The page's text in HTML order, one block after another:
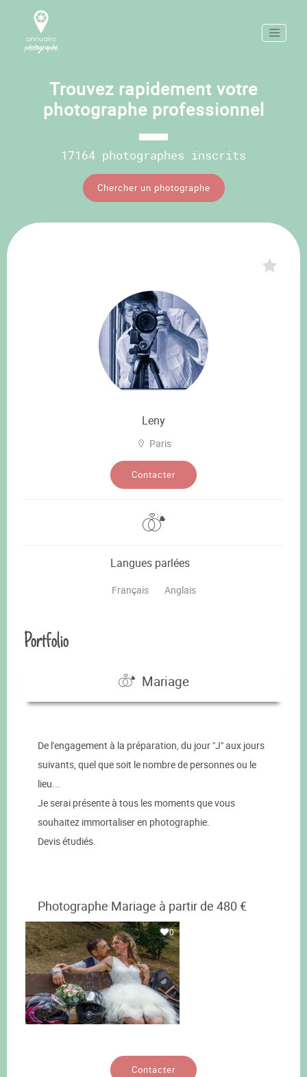
Trouvez rapidement votre
photographe professionnel
17164 photographes inscrits
Chercher un photographe
Leny
Paris
Contacter
Langues parlées
Français Anglais
Portfolio
Mariage
De l'engagement à la préparation, du jour "J" aux jours
suivants, quel que soit le nombre de personnes ou le
lieu...
Je serai présente à tous les moments que vous
souhaitez immortaliser en photographie.
Devis étudiés.
Photographe Mariage à partir de 480 €
0
Contacter